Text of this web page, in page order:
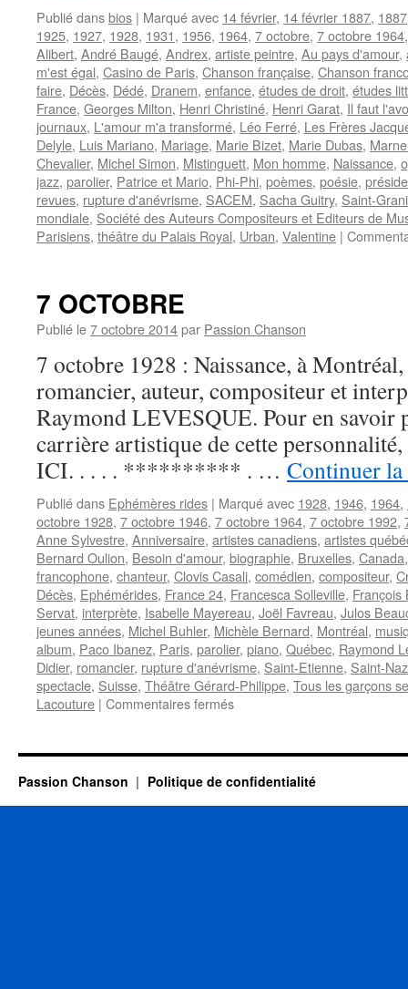
Publié dansbios | Marqué avec 14 février, 14 février 1887, 1887
1925, 1927, 1928, 1931, 1956, 1964, 7 octobre, 7 octobre 1964
Alibert, André Baugé, Andrex, artiste peintre, Au pays d'amour,
m'est égal, Casino de Paris, Chanson française, Chanson
faire, Décès, Dédé, Dranem, enfance, études de droit, études
France, Georges Milton, Henri Christiné, Henri Garat, Il faut
journaux, L'amour m'a transformé, Léo Ferré, Les Frères
Delyle, Luis Mariano, Mariage, Marie Bizet, Marie Dubas,
Chevalier, Michel Simon, Mistinguett, Mon homme, Naissance,
jazz, parolier, Patrice et Mario, Phi-Phi, poèmes, poésie,
revues, rupture d'anévrisme, SACEM, Sacha Guitry, Saint-
mondiale, Société des Auteurs Compositeurs et Editeurs de
Parisiens, théâtre du Palais Royal, Urban, Valentine |
7 OCTOBRE
Publié le7 octobre 2014par Passion Chanson
7 octobre 1928 : Naissance, à
romancier, auteur, compositeur et
Raymond LEVESQUE. Pour en savoir
carrière artistique de cette
ICI. . . . . ********** . … Continuer
Publié dans Ephémères rides | Marqué avec 1928, 1946, 1964,
octobre 1928, 7 octobre 1946, 7 octobre 1964, 7 octobre 1992,
Anne Sylvestre, Anniversaire, artistes canadiens, artistes
Bernard Oulion, Besoin d'amour, biographie, Bruxelles, Canada
francophone, chanteur, Clovis Casali, comédien, compositeur,
Décès, Ephémérides, France 24, Francesca Solleville, François
Servat, interprète, Isabelle Mayereau, Joël Favreau, Julos
jeunes années, Michel Buhler, Michèle Bernard, Montréal,
album, Paco Ibanez, Paris, parolier, piano, Québec, Raymond
Didier, romancier, rupture d'anévrisme, Saint-Etienne, Saint-
spectacle, Suisse, Théâtre Gérard-Philippe, Tous les garçons
Lacouture | Commentaires ferméssur
Passion Chanson Politique de confidentialité